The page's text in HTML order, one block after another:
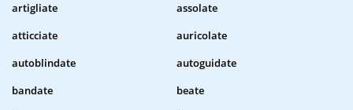
artigliate
assolate
atticciate
auricolate
autoblindate
autoguidate
bandate
beate